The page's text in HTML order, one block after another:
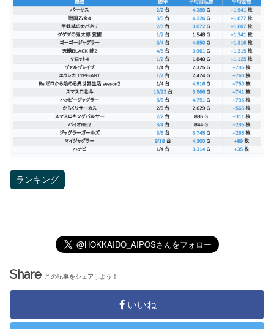
ランキング
Share この記事をシェアしよう！
いいね